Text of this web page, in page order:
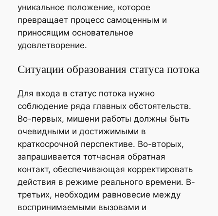
уникальное положение, которое
превращает процесс самоценным и
приносящим основательное
удовлетворение.
Ситуации образования статуса потока
Для входа в статус потока нужно
соблюдение ряда главных обстоятельств.
Во-первых, мишени работы должны быть
очевидными и достижимыми в
краткосрочной перспективе. Во-вторых,
запрашивается тотчасная обратная
контакт, обеспечивающая корректировать
действия в режиме реального времени. В-
третьих, необходим равновесие между
воспринимаемыми вызовами и